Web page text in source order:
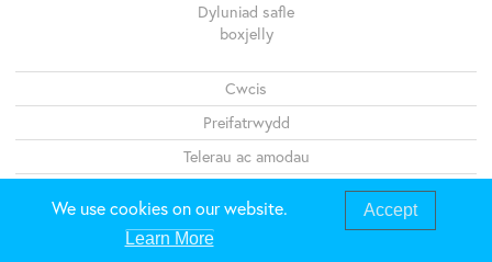
Dyluniad safle
boxjelly
Cwcis
Preifatrwydd
Telerau ac amodau
We use cookies on our website.
Learn More
Accept